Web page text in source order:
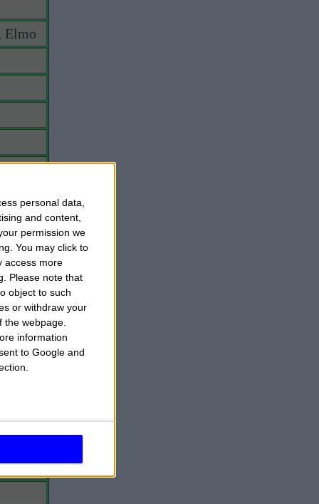
personal data,
and content,
permission we
You may click to
access more
Please note that
object to such
or withdraw your
webpage.
information
to Google and
Elmo